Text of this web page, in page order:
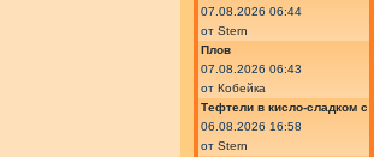
07.08.2026 06:44
от Stern
Плов
07.08.2026 06:43
от Кобейка
Тефтели в кисло-сладком
06.08.2026 16:58
от Stern